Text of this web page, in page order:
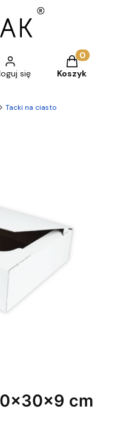
się
Produkty
Koszyk
Tacki na ciasto
cm